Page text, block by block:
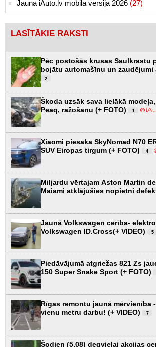
Jaunā iAuto.lv mobilā versija 2026 (27)
LASĪTĀKIE RAKSTI
Pēc postošās krusas Saulkrastu
bojātu automašīnu un zaudējumi
2
Škoda uzsāk sava lielākā
Peaq, ražošanu (+ FOTO)
1
Xiaomi piesaka SkyNomad N70
SUV Eiropas tirgum (+ FOTO)
4
Miljardu vērtajam Aston Martin
Maiami atklājušies nopietni
Jaunā Volkswagen cerība-
Volkswagen ID.Cross(+ VIDEO)
5
Piedāvājumā atgriežas 821 Zs
150 Super Snake Sport (+ FOTO)
Rīgas remontu jaunā mērvienība
vienu metru darbu! (+ VIDEO)
7
Šodien (5.08) degvielai akcijas